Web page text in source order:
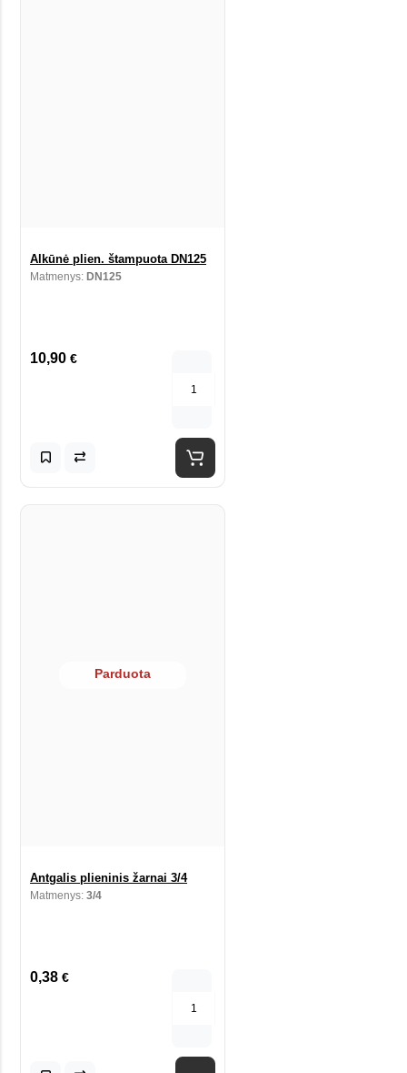
Alkūnė plien. štampuota DN125
Matmenys: DN125
10,90 €
Parduota
Antgalis plieninis žarnai 3/4
Matmenys: 3/4
0,38 €